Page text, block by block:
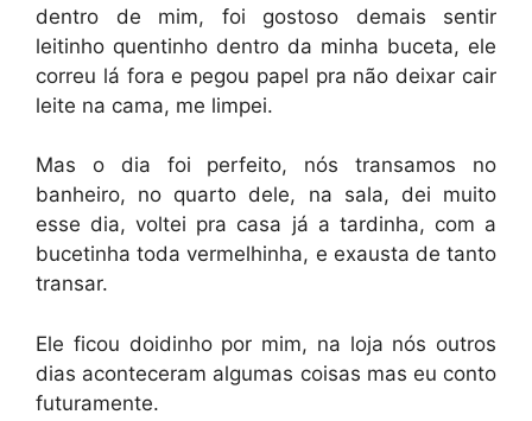
dentro de mim, foi gostoso demais sentir
leitinho quentinho dentro da minha buceta, ele
correu lá fora e pegou papel pra não deixar cair
leite na cama, me limpei.
Mas o dia foi perfeito, nós transamos no
banheiro, no quarto dele, na sala, dei muito
esse dia, voltei pra casa já a tardinha, com a
bucetinha toda vermelhinha, e exausta de tanto
transar.
Ele ficou doidinho por mim, na loja nós outros
dias aconteceram algumas coisas mas eu conto
futuramente.